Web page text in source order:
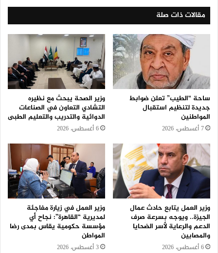
مقالات ذات صلة
ساحة “الطيب” تعلن ضوابط
جديدة لتنظيم استقبال
المواطنين
7 أغسطس، 2026
وزير الصحة يبحث مع نظيره
التشادي التعاون في الصناعات
الدوائية والتدريب والتعليم الطبى
6 أغسطس، 2026
وزير العمل يتابع حادث عمال
الجيزة.. ويوجه بسرعة صرف
الدعم والرعاية لأسر الضحايا
والمصابين
6 أغسطس، 2026
وزير العمل في زيارة مفاجئة
لمديرية “القاهرة”: نجاح أي
مؤسسة حكومية يقاس بمدى رضا
المواطن
3 أغسطس، 2026